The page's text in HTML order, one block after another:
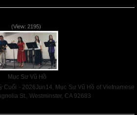
(View: 2195)
Mục Sư Vũ Hồ
Cuối - 2026Jun14, Mục Sư Vũ Hồ of Vietnamese
St., Westminster, CA 92683